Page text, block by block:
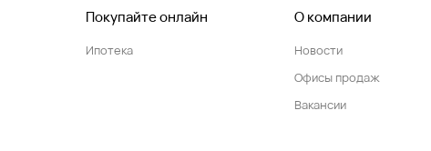
Покупайте онлайн
Ипотека
О компании
Новости
Офисы продаж
Вакансии